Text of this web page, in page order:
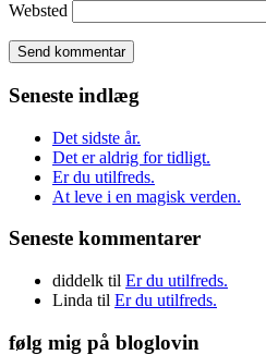
Websted
Seneste indlæg
Det sidste år.
Det er aldrig for tidligt.
Er du utilfreds.
At leve i en magisk verden.
Seneste kommentarer
diddelk til Er du utilfreds.
Linda til Er du utilfreds.
følg mig på bloglovin